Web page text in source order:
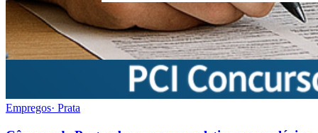
Empregos· Prata